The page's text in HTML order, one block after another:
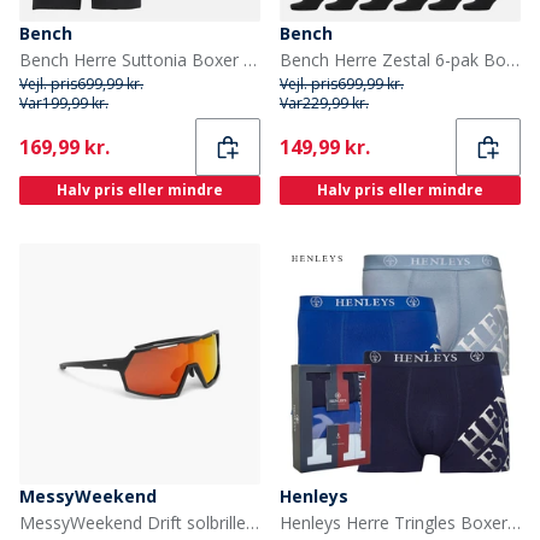
Bench
Bench Herre Suttonia Boxer shorts Sort
Vejl. pris699,99 kr.
Var199,99 kr.
Current
169,99 kr.
Halv pris eller mindre
Bench
Bench Herre Zestal 6-pak Boxers Og 6-pak Sokker Gaveæske Sort
Vejl. pris699,99 kr.
Var229,99 kr.
Current
149,99 kr.
Halv pris eller mindre
MessyWeekend
MessyWeekend Drift solbriller Black3
Henleys
Henleys Herre Tringles Boxer shorts Flerfarvet